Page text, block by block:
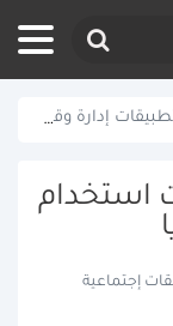
وقت استخدام السوشيال ميديا
استخدام
إجتماعية